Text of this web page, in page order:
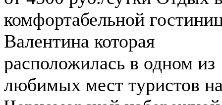
комфортабельной
Валентина которая
расположилась в одном из
любимых мест туристов